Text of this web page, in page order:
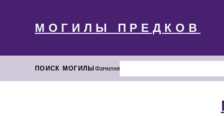
МОГИЛЫ ПРЕДКОВ
ПОИСК МОГИЛЫФамилия